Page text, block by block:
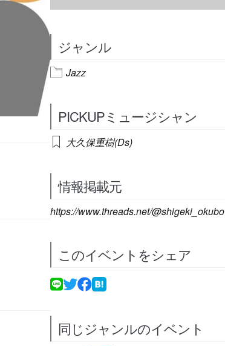
ジャンル
Jazz
PICKUPミュージシャン
大久保重樹(Ds)
情報掲載元
https://www.threads.net/@shigeki_okubo
このイベントをシェア
同じジャンルのイベント